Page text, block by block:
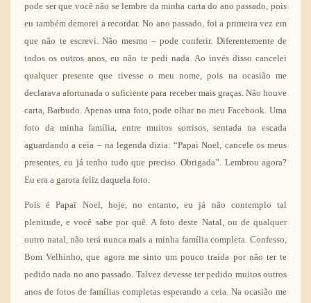
pode ser que você não se lembre da minha carta do ano passado, pois
eu também demorei a recordar. No ano passado, foi a primeira vez em
que não te escrevi. Não mesmo – pode conferir. Diferentemente de
todos os outros anos, eu não te pedi nada. Ao invés disso cancelei
qualquer presente que tivesse o meu nome, pois na ocasião me
declarava afortunada o suficiente para receber mais graças. Não houve
carta, Barbudo. Apenas uma foto, pode olhar no meu Facebook. Uma
foto da minha família, entre muitos sorrisos, sentada na escada
aguardando a ceia – na legenda dizia: “Papai Noel, cancele os meus
presentes, eu já tenho tudo que preciso. Obrigada”. Lembrou agora?
Eu era a garota feliz daquela foto.
Pois é Papai Noel, hoje, no entanto, eu já não contemplo tal
plenitude, e você sabe por quê. A foto deste Natal, ou de qualquer
outro natal, não terá nunca mais a minha família completa. Confesso,
Bom Velhinho, que agora me sinto um pouco traída por não ter te
pedido nada no ano passado. Talvez devesse ter pedido muitos outros
anos de fotos de famílias completas esperando a ceia. Na ocasião me